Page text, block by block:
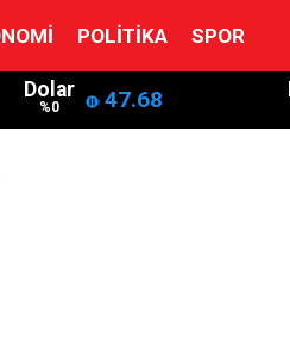
POLITIKA SPOR
Dolar
%0 47.68